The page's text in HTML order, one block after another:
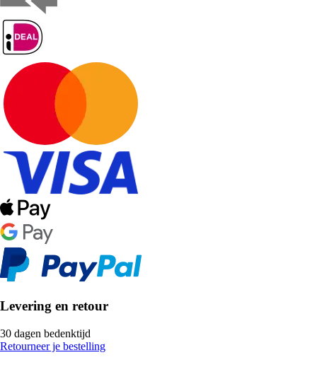
Levering en retour
30 dagen bedenktijd
Retourneer je bestelling